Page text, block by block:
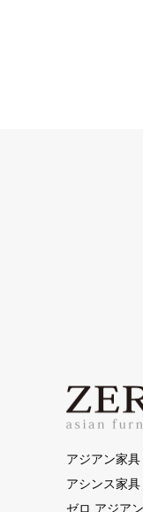
アジアン家
アシンス家
ゼロ アジア